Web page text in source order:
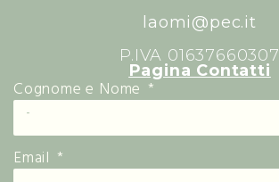
laomi@pec.it
P.IVA 01637660307
Pagina Contatti
Cognome e Nome
Email